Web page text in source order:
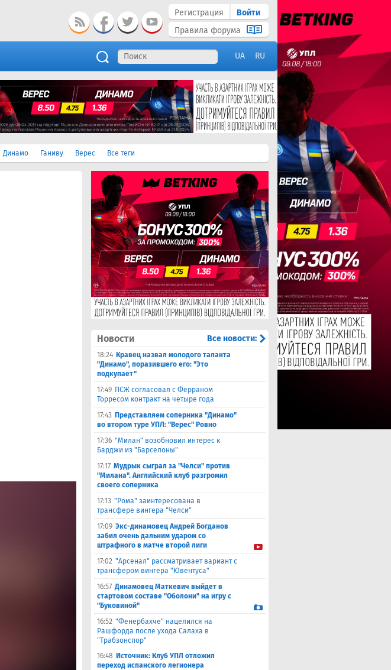
Регистрация
Войти
Правила форума
UA RU
Динамо Ганиву Верес Все теги
Новости Все новости:
18:24 Кравец назвал молодого таланта
"Динамо", поразившего его: "Это
подкупает"
17:49 ПСЖ согласовал с Ферраном
Торресом контракт на четыре года
17:43 Представляем соперника "Динамо"
во втором туре УПЛ: "Верес" Ровно
17:36 "Милан" возобновил интерес к
Барджи из "Барселоны"
17:17 Мудрык сыграл за "Челси" против
"Милана". Английский клуб разгромил
своего соперника
17:13 "Рома" заинтересована в
трансфере вингера "Челси"
17:09 Экс-динамовец Андрей Богданов
забил очень дальним ударом со
штрафного в матче второй лиги
17:02 "Арсенал" рассматривает вариант с
трансфером вингера "Ювентуса"
16:57 Динамовец Маткевич выйдет в
стартовом составе "Оболони" на игру с
"Буковиной"
16:52 "Фенербахче" нацелился на
Рашфорда после ухода Салаха в
"Трабзонспор"
16:48 Источник: Клуб УПЛ отложил
переход испанского легионера